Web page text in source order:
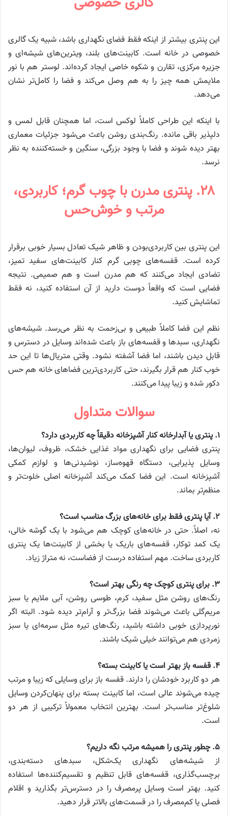
این پنتری بیشتر از اینکه فقط فضای نگهداری باشد، شبیه یک گالری
خصوصی در خانه است. کابینت‌های بلند، ویترین‌های شیشه‌ای و
جزیره مرکزی، تقارن و شکوه خاصی ایجاد کرده‌اند. لوستر هم با نور
ملایمش همه چیز را به هم وصل می‌کند و فضا را کامل‌تر نشان
می‌دهد.
با اینکه این طراحی کاملاً لوکس است، اما همچنان قابل لمس و
دلپذیر باقی مانده. رنگ‌بندی روشن باعث می‌شود جزئیات معماری
بهتر دیده شوند و فضا با وجود بزرگی، سنگین و خسته‌کننده به نظر
نرسد.
۲۸. پنتری مدرن با چوب گرم؛ کاربردی،
مرتب و خوش‌حس
این پنتری بین کاربردی‌بودن و ظاهر شیک تعادل بسیار خوبی برقرار
کرده است. قفسه‌های چوبی گرم کنار کابینت‌های سفید تمیز،
تضادی ایجاد می‌کنند که هم مدرن است و هم صمیمی. نتیجه
فضایی است که واقعاً دوست دارید از آن استفاده کنید، نه فقط
تماشایش کنید.
نظم این فضا کاملاً طبیعی و بی‌زحمت به نظر می‌رسد. شیشه‌های
نگهداری، سبدها و قفسه‌های باز باعث شده‌اند وسایل در دسترس و
قابل دیدن باشند، اما فضا آشفته نشود. وقتی متریال‌ها تا این حد
خوب کنار هم قرار بگیرند، حتی کاربردی‌ترین فضاهای خانه هم حس
دکور شده و زیبا پیدا می‌کنند.
سوالات متداول
۱. پنتری یا آبدارخانه کنار آشپزخانه دقیقاً چه کاربردی دارد؟
پنتری فضایی برای نگهداری مواد غذایی خشک، ظروف، لیوان‌ها،
وسایل پذیرایی، دستگاه قهوه‌ساز، نوشیدنی‌ها و لوازم کمکی
آشپزخانه است. این فضا کمک می‌کند آشپزخانه اصلی خلوت‌تر و
منظم‌تر بماند.
۲. آیا پنتری فقط برای خانه‌های بزرگ مناسب است؟
نه، اصلاً. حتی در خانه‌های کوچک هم می‌شود با یک گوشه خالی،
یک کمد توکار، قفسه‌های باریک یا بخشی از کابینت‌ها یک پنتری
کاربردی ساخت. مهم استفاده درست از فضاست، نه متراژ زیاد.
۳. برای پنتری کوچک چه رنگی بهتر است؟
رنگ‌های روشن مثل سفید، کرم، طوسی روشن، آبی ملایم یا سبز
مریم‌گلی باعث می‌شوند فضا بزرگ‌تر و آرام‌تر دیده شود. البته اگر
نورپردازی خوبی داشته باشید، رنگ‌های تیره مثل سرمه‌ای یا سبز
زمردی هم می‌توانند خیلی شیک باشند.
۴. قفسه باز بهتر است یا کابینت بسته؟
هر دو کاربرد خودشان را دارند. قفسه باز برای وسایلی که زیبا و مرتب
چیده می‌شوند عالی است، اما کابینت بسته برای پنهان‌کردن وسایل
شلوغ‌تر مناسب‌تر است. بهترین انتخاب معمولاً ترکیبی از هر دو
است.
۵. چطور پنتری را همیشه مرتب نگه داریم؟
از شیشه‌های نگهداری یک‌شکل، سبدهای دسته‌بندی،
برچسب‌گذاری، قفسه‌های قابل تنظیم و تقسیم‌کننده‌ها استفاده
کنید. بهتر است وسایل پرمصرف را در دسترس‌تر بگذارید و اقلام
فصلی یا کم‌مصرف را در قسمت‌های بالاتر قرار دهید.